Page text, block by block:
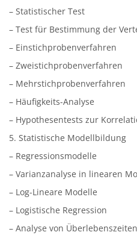
– Statistischer Test
– Test für Bestimmung der
– Einstichprobenverfahren
– Zweistichprobenverfahren
– Mehrstichprobenverfahren
– Häufigkeits-Analyse
– Hypothesentests zur
5. Statistische Modellbildung
– Regressionsmodelle
– Varianzanalyse in linearen
– Log-Lineare Modelle
– Logistische Regression
– Analyse von Überlebenszeiten